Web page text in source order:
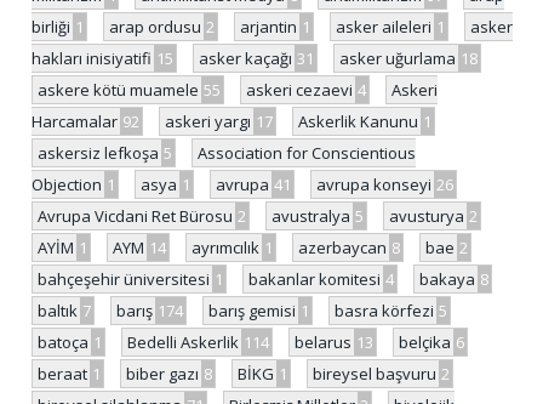
birliği 1 arap ordusu 2 arjantin 1 asker aileleri 1
asker
hakları inisiyatifi 15 asker kaçağı 31 asker uğurlama 18
askere kötü muamele 55 askeri cezaevi 4
Askeri
Harcamalar 92 askeri yargı 17 Askerlik Kanunu 1
askersiz lefkoşa 5
Association for Conscientious
Objection 1 asya 1 avrupa 41 avrupa konseyi 26
Avrupa Vicdani Ret Bürosu 2 avustralya 5 avusturya 2
AYİM 1 AYM 14 ayrımcılık 1 azerbaycan 8 bae 2
bahçeşehir üniversitesi 1 bakanlar komitesi 4 bakaya 8
baltık 7 barış 174 barış gemisi 1 basra körfezi 5
batoça 1 Bedelli Askerlik 114 belarus 13 belçika 6
beraat 1 biber gazı 8 BİKG 1 bireysel başvuru 2